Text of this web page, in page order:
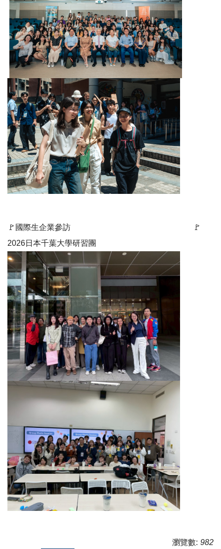
🚩國際生企業參訪 🚩
2026日本千葉大學研習團
瀏覽數: 982